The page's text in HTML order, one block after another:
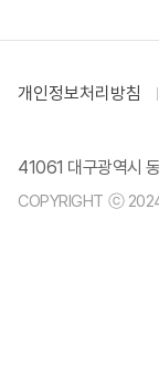
개인정보처리방침
41061 대구광역시
COPYRIGHT ⓒ